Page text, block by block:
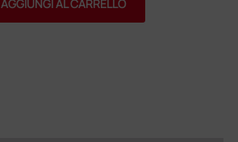
AGGIUNGI AL CARRELLO